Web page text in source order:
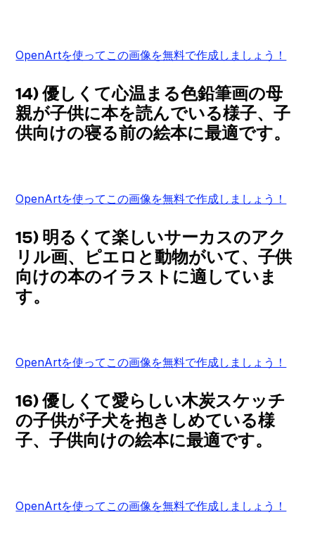
OpenArtを使ってこの画像を無料で作成しましょう！
14) 優しくて心温まる色鉛筆画の母
親が子供に本を読んでいる様子、子
供向けの寝る前の絵本に最適です。
OpenArtを使ってこの画像を無料で作成しましょう！
15) 明るくて楽しいサーカスのアク
リル画、ピエロと動物がいて、子供
向けの本のイラストに適していま
す。
OpenArtを使ってこの画像を無料で作成しましょう！
16) 優しくて愛らしい木炭スケッチ
の子供が子犬を抱きしめている様
子、子供向けの絵本に最適です。
OpenArtを使ってこの画像を無料で作成しましょう！